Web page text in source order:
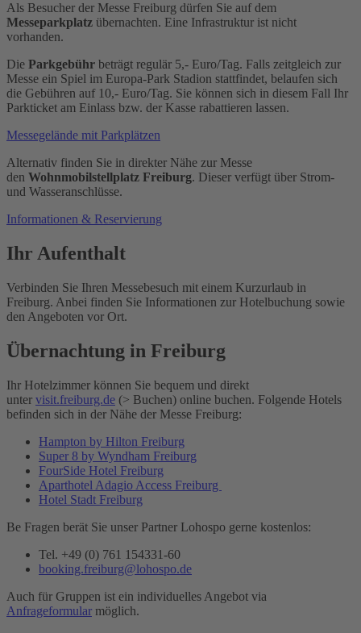
Als Besucher der Messe Freiburg dürfen Sie auf dem
Messeparkplatz übernachten. Eine Infrastruktur ist nicht
vorhanden.
Die Parkgebühr beträgt regulär 5,- Euro/Tag. Falls zeitgleich zur
Messe ein Spiel im Europa-Park Stadion stattfindet, belaufen sich
die Gebühren auf 10,- Euro/Tag. Sie können sich in diesem Fall Ihr
Parkticket am Einlass bzw. der Kasse rabattieren lassen.
Messegelände mit Parkplätzen
Alternativ finden Sie in direkter Nähe zur Messe
den Wohnmobilstellplatz Freiburg. Dieser verfügt über Strom-
und Wasseranschlüsse.
Informationen & Reservierung
Ihr Aufenthalt
Verbinden Sie Ihren Messebesuch mit einem Kurzurlaub in
Freiburg. Anbei finden Sie Informationen zur Hotelbuchung sowie
den Angeboten vor Ort.
Übernachtung in Freiburg
Ihr Hotelzimmer können Sie bequem und direkt
unter visit.freiburg.de (> Buchen) online buchen. Folgende Hotels
befinden sich in der Nähe der Messe Freiburg:
Hampton by Hilton Freiburg
Super 8 by Wyndham Freiburg
FourSide Hotel Freiburg
Aparthotel Adagio Access Freiburg
Hotel Stadt Freiburg
Be Fragen berät Sie unser Partner Lohospo gerne kostenlos:
Tel. +49 (0) 761 154331-60
booking.freiburg@lohospo.de
Auch für Gruppen ist ein individuelles Angebot via
Anfrageformular möglich.